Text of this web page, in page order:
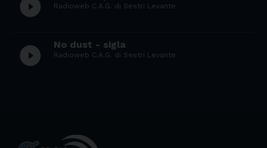
play_circle_filled Radioweb C.A.G. di Sestri Levante
play_circle_filled No dust - sigla
Radioweb C.A.G. di Sestri Levante